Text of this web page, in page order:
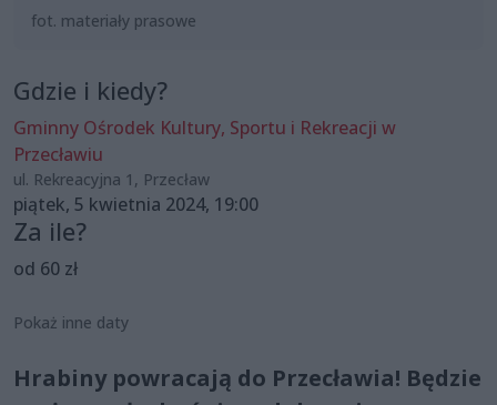
fot. materiały prasowe
Gdzie i kiedy?
Gminny Ośrodek Kultury, Sportu i Rekreacji w
Przecławiu
ul. Rekreacyjna 1, Przecław
piątek, 5 kwietnia 2024, 19:00
Za ile?
od 60 zł
Pokaż inne daty
Hrabiny powracają do Przecławia! Będzie